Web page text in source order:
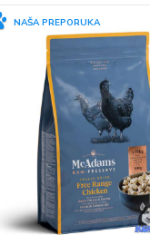
NAŠA PREPORUKA